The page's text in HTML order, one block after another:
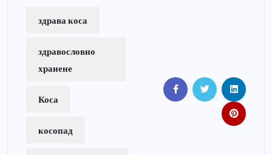
здрава коса
здравословно
хранене
Коса
косопад